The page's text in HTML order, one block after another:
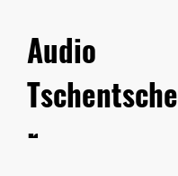
Audio
Tschentsche
r